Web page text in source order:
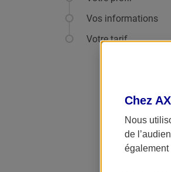
Chez
Nous
de
également
Vos informations
Votre tarif